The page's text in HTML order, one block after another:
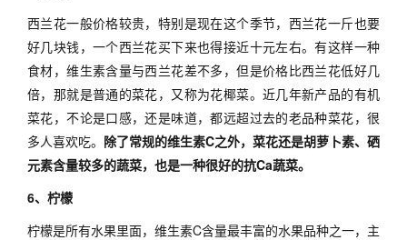
西兰花一般价格较贵，特别是现在这个季节，西兰花一斤也要
好几块钱，一个西兰花买下来也得接近十元左右。有这样一种
食材，维生素含量与西兰花差不多，但是价格比西兰花低好几
倍，那就是普通的菜花，又称为花椰菜。近几年新产品的有机
菜花，不论是口感，还是味道，都远超过去的老品种菜花，很
多人喜欢吃。 除了常规的维生素C之外，菜花还是胡萝卜素、硒
元素含量较多的蔬菜，也是一种很好的抗Ca蔬菜。
6、柠檬
柠檬是所有水果里面，维生素C含量最丰富的水果品种之一，主